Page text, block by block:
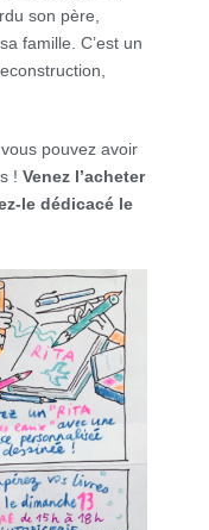
son père,
famille. C’est un
pouvez avoir
!Venez l’acheter
le dédicacé le